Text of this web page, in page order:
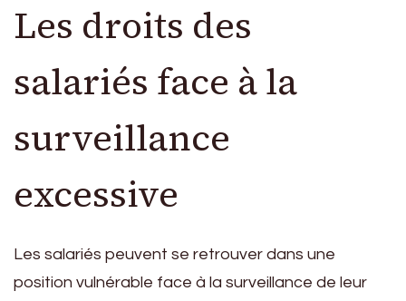
Les droits des
salariés face à la
surveillance
excessive
Les salariés peuvent se retrouver dans une
position vulnérable face à la surveillance de leur